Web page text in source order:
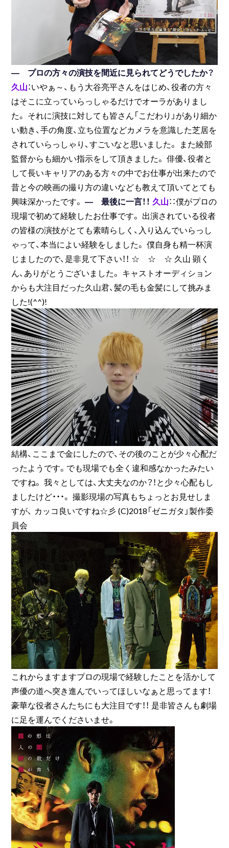
― プロの方々の演技を間近に見られてどうでしたか？
久山：いやぁ～、もう大谷亮平さんをはじめ、役者の方々
はそこに立っていらっしゃるだけでオーラがありまし
た。 それに演技に対しても皆さん「こだわり」があり細か
い動き、手の角度、立ち位置などカメラを意識した芝居を
されていらっしゃり、すごいなと思いました。 また綾部
監督からも細かい指示をして頂きました。 俳優、役者と
して長いキャリアのある方々の中でお仕事が出来たので
昔と今の映画の撮り方の違いなども教えて頂いてとても
興味深かったです。― 最後に一言！！ 久山：：僕がプロの
現場で初めて経験したお仕事です。 出演されている役者
の皆様の演技がとても素晴らしく、入り込んでいらっし
ゃって、本当によい経験をしました。 僕自身も精一杯演
じましたので、是非見て下さい！！ ☆ ☆ ☆ 久山 顕く
ん、ありがとうございました。 キャストオーディション
からも大注目だった久山君、髪の毛も金髪にして挑みま
した!(^^)!
結構、ここまで金にしたので、その後のことが少々心配だ
ったようです。でも現場でも全く違和感なかったみたい
ですね。 我々としては、大丈夫なのか？！と少々心配もし
ましたけど・・・。 撮影現場の写真もちょっとお見せしま
すが、 カッコ良いですね☆彡 (C)2018「ゼニガタ」製作委
員会
これからますますプロの現場で経験したことを活かして
声優の道へ突き進んでいってほしいなぁと思ってます！
豪華な役者さんたちにも大注目です！！ 是非皆さんも劇場
に足を運んでくださいませ。